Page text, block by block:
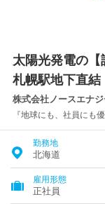
太陽光発電の【
札幌駅地下直結
株式会社ノースエナジ
『地球にも、社員にも
勤務地
北海道
雇用形態
正社員